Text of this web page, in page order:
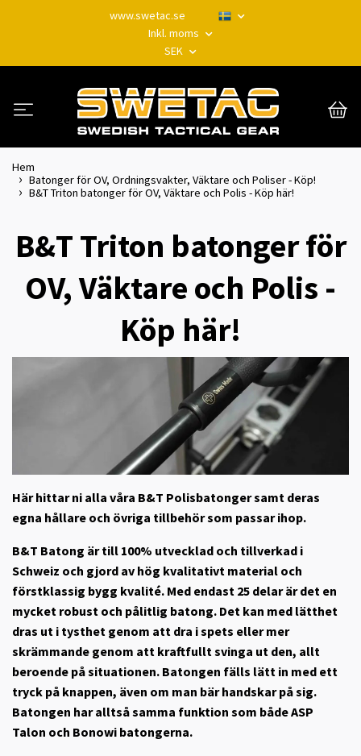
www.swetac.se
Inkl. moms
SEK
Hem
Batonger för OV, Ordningsvakter, Väktare och Poliser - Köp!
B&T Triton batonger för OV, Väktare och Polis - Köp här!
B&T Triton batonger för
OV, Väktare och Polis -
Köp här!
Här hittar ni alla våra B&T Polisbatonger samt deras
egna hållare och övriga tillbehör som passar ihop.
B&T Batong är till 100% utvecklad och tillverkad i
Schweiz och gjord av hög kvalitativt material och
förstklassig bygg kvalité. Med endast 25 delar är det en
mycket robust och pålitlig batong. Det kan med lätthet
dras ut i tysthet genom att dra i spets eller mer
skrämmande genom att kraftfullt svinga ut den, allt
beroende på situationen. Batongen fälls lätt in med ett
tryck på knappen, även om man bär handskar på sig.
Batongen har alltså samma funktion som både ASP
Talon och Bonowi batongerna.